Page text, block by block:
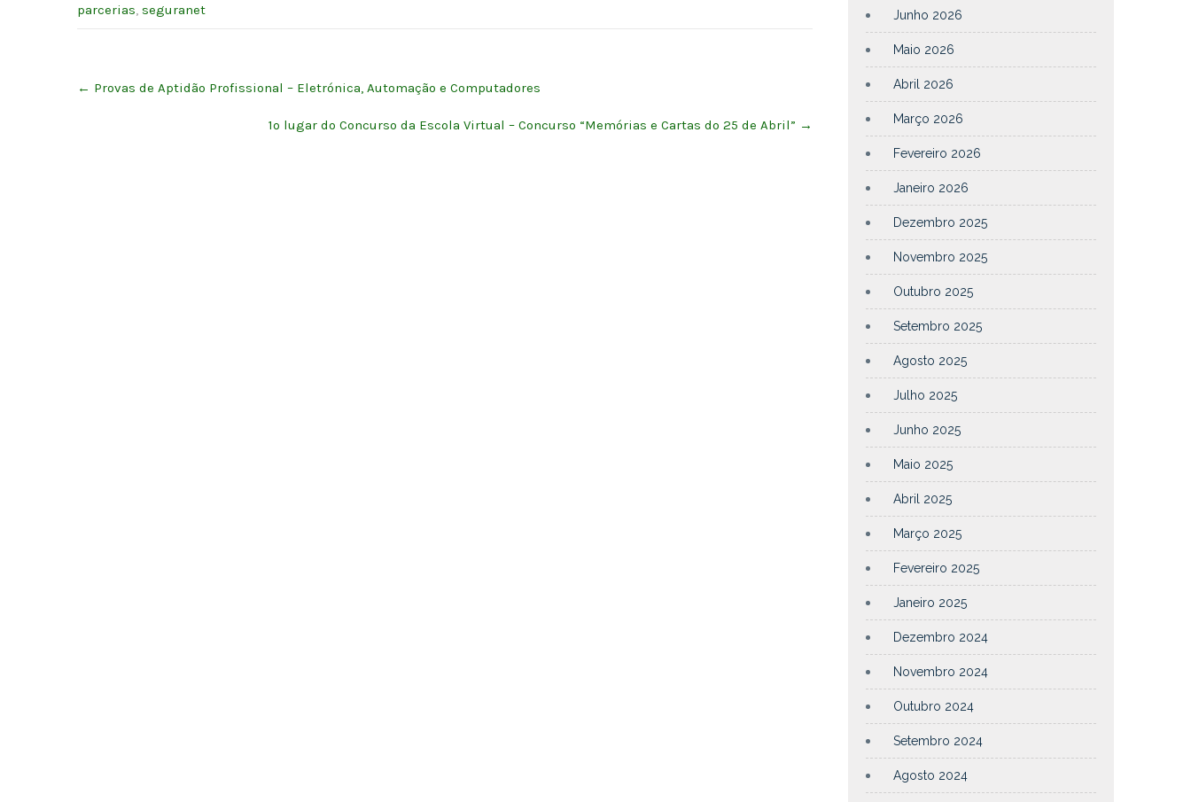
parcerias, seguranet
navigation
← Provas de Aptidão Profissional – Eletrónica, Automação e Computadores
1º lugar do Concurso da Escola Virtual – Concurso “Memórias e Cartas do 25 de Abril” →
Junho 2026
Maio 2026
Abril 2026
Março 2026
Fevereiro 2026
Janeiro 2026
Dezembro 2025
Novembro 2025
Outubro 2025
Setembro 2025
Agosto 2025
Julho 2025
Junho 2025
Maio 2025
Abril 2025
Março 2025
Fevereiro 2025
Janeiro 2025
Dezembro 2024
Novembro 2024
Outubro 2024
Setembro 2024
Agosto 2024